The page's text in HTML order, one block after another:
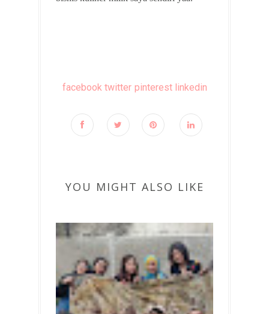
facebook twitter pinterest linkedin
YOU MIGHT ALSO LIKE